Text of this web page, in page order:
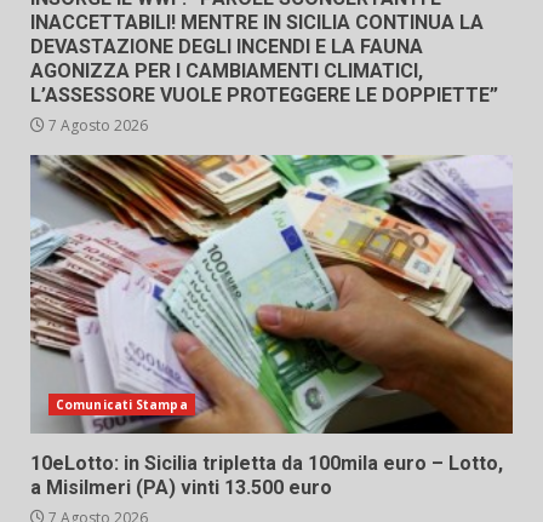
INACCETTABILI! MENTRE IN SICILIA CONTINUA LA
DEVASTAZIONE DEGLI INCENDI E LA FAUNA
AGONIZZA PER I CAMBIAMENTI CLIMATICI,
L’ASSESSORE VUOLE PROTEGGERE LE DOPPIETTE”
7 Agosto 2026
Comunicati Stampa
10eLotto: in Sicilia tripletta da 100mila euro – Lotto,
a Misilmeri (PA) vinti 13.500 euro